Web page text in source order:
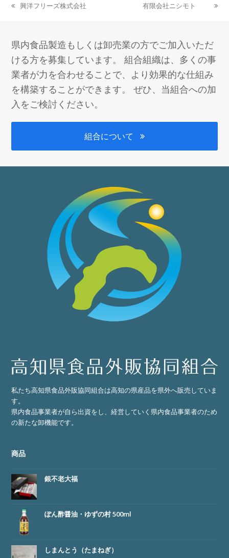
previous
興洋フリーズ株式会社
next
有限会社ニシモト
県内食品製造もしくは卸売業の方でご加入いただ
ける方を募集しています。 組合組織は、多くの事
業者が力を合わせることで、より効果的な仕組み
を構築することができます。 ぜひ、当組合への加
入をご検討ください。
組合について
私たち高知県食品外販協同組合は高知の県産品を県外へ販売していま
す。
県内食品事業者が自ら出資をし、経営していく県内食品事業者のため
の新たな卸機能です。
商品
銀不老大福
ぽん酢醤油・ゆずの村 500ml
しまんとう（たまねぎ）